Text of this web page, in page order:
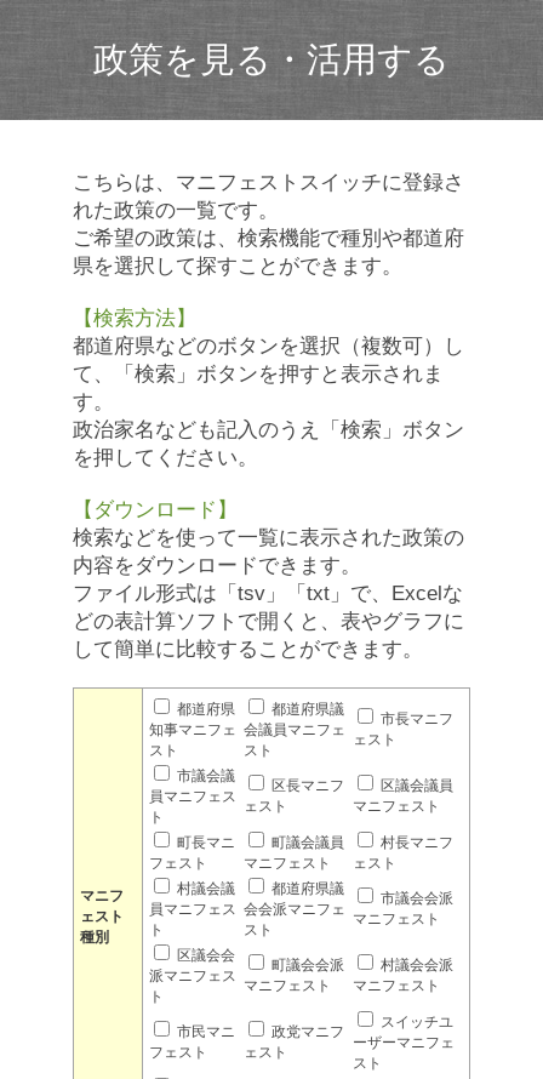
政策を見る・活用する
こちらは、マニフェストスイッチに登録さ
れた政策の一覧です。
ご希望の政策は、検索機能で種別や都道府
県を選択して探すことができます。
【検索方法】
都道府県などのボタンを選択（複数可）し
て、「検索」ボタンを押すと表示されま
す。
政治家名なども記入のうえ「検索」ボタン
を押してください。
【ダウンロード】
検索などを使って一覧に表示された政策の
内容をダウンロードできます。
ファイル形式は「tsv」「txt」で、Excelな
どの表計算ソフトで開くと、表やグラフに
して簡単に比較することができます。
マニフ
ェスト
種別
都道府県
知事マニフェ
スト
都道府県議
会議員マニフェ
スト
市長マニフ
ェスト
市議会議
員マニフェス
ト
区長マニフ
ェスト
区議会議員
マニフェスト
町長マニ
フェスト
町議会議員
マニフェスト
村長マニフ
ェスト
村議会議
員マニフェス
ト
都道府県議
会会派マニフェ
スト
市議会会派
マニフェスト
区議会会
派マニフェス
ト
町議会会派
マニフェスト
村議会会派
マニフェスト
市民マニ
フェスト
政党マニフ
ェスト
スイッチユ
ーザーマニフェ
スト